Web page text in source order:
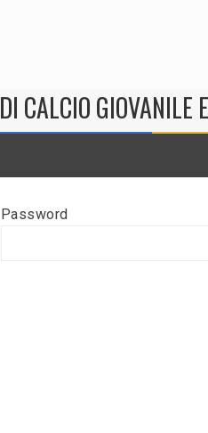
CALCIO GIOVANILE
Password